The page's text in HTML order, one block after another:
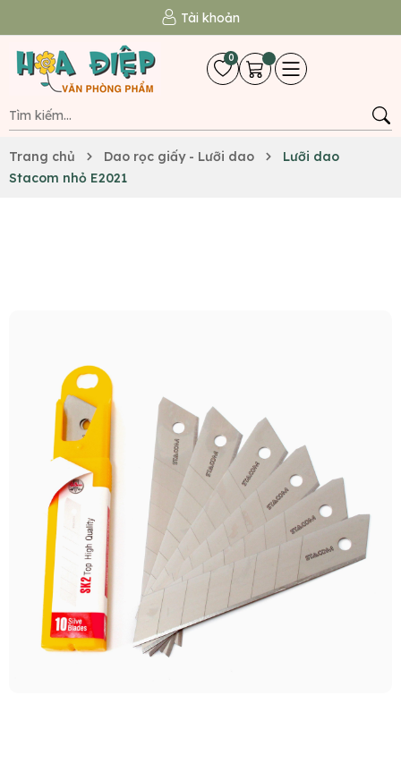
Tài khoản
0
Trang chủ Dao rọc giấy - Lưỡi dao
Lưỡi dao
Stacom nhỏ E2021